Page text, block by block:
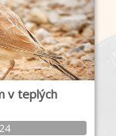
v teplých